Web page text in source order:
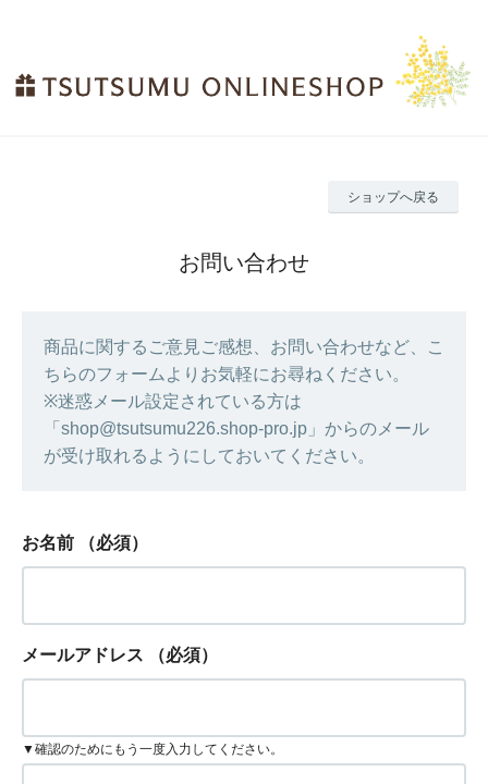
ショップへ戻る
お問い合わせ
商品に関するご意見ご感想、お問い合わせなど、こ
ちらのフォームよりお気軽にお尋ねください。
※迷惑メール設定されている方は
「shop@tsutsumu226.shop-pro.jp」からのメール
が受け取れるようにしておいてください。
お名前 （必須）
メールアドレス （必須）
▼確認のためにもう一度入力してください。